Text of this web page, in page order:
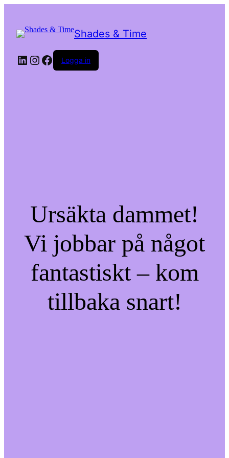
Shades & Time
LinkedIn
Instagram
Facebook
Logga in
Ursäkta dammet!
Vi jobbar på något
fantastiskt – kom
tillbaka snart!